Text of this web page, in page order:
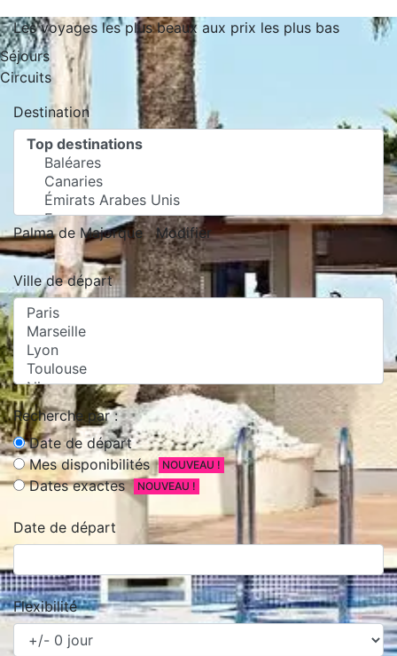
Les voyages les plus beaux aux prix les plus bas
Séjours
Circuits
Destination
Palma de Majorque Modifier
Ville de départ
Recherche par :
Date de départ
Mes disponibilités
NOUVEAU !
Dates exactes NOUVEAU !
Date de départ
Flexibilité